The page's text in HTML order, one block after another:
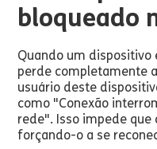
bloqueado
Quando um dispositivo
perde completamente
usuário deste
como "Conexão
rede". Isso impede
forçando-o a se